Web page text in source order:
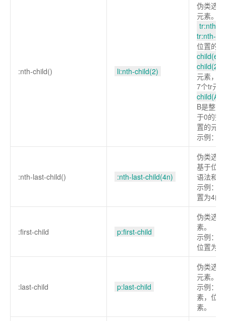
:nth-child() li:nth-child(2)
伪类选
元素。
tr:nth-
tr:nth-
位置的tr
child(2n)
元素，
7个tr元
B是整数
于0的整
置的元
示例：
:nth-last-child() :nth-last-child(4n)
伪类选
基于位
语法和
示例：
置为4的
:first-child p:first-child
伪类选
素。
示例：
位置为
:last-child p:last-child
伪类选
元素。
示例：
素，位
素。